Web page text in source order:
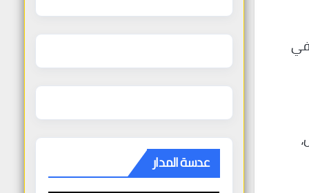
في
عدسة المدار